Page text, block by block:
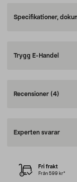
Specifikationer,
Trygg E-Handel
Recensioner (4)
Experten svarar
Fri frakt
Från 599 kr*